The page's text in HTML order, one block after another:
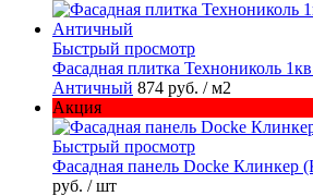
Быстрый просмотр
Фасадная плитка Технониколь
Античный 874 руб. / м2
Акция
Быстрый просмотр
Фасадная панель Docke Клинкер
руб. / шт